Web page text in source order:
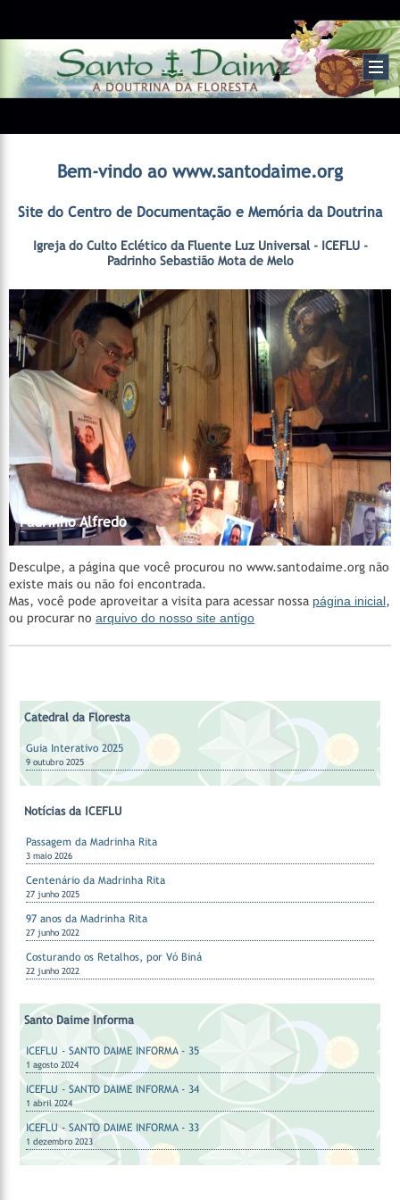
Bem-vindo ao www.santodaime.org
Site do Centro de Documentação e Memória da Doutrina
Igreja do Culto Eclético da Fluente Luz Universal - ICEFLU -
Padrinho Sebastião Mota de Melo
Madrinha Rita
Catedral da Floresta
Catedral da Floresta
Acervo do CEDOC
Catedral da Floresta
Santa Casa de Cura - Padrinho Manoel Corrente
Nossos Padrinhos
AMAGAIA
Manejo Florestal Comunitário
Vila Céu do Mapiá
Mestre Irineu
Fazenda São Sebastião
Padrinho Sebastião
Hinários
Feitio
Feitio
Padrinho Alfredo
Desculpe, a página que você procurou no www.santodaime.org não
existe mais ou não foi encontrada.
Mas, você pode aproveitar a visita para acessar nossa página inicial,
ou procurar no arquivo do nosso site antigo
Catedral da Floresta
Guia Interativo 2025
9 outubro 2025
Notícias da ICEFLU
Passagem da Madrinha Rita
3 maio 2026
Centenário da Madrinha Rita
27 junho 2025
97 anos da Madrinha Rita
27 junho 2022
Costurando os Retalhos, por Vó Biná
22 junho 2022
Santo Daime Informa
ICEFLU - SANTO DAIME INFORMA - 35
1 agosto 2024
ICEFLU - SANTO DAIME INFORMA - 34
1 abril 2024
ICEFLU - SANTO DAIME INFORMA - 33
1 dezembro 2023